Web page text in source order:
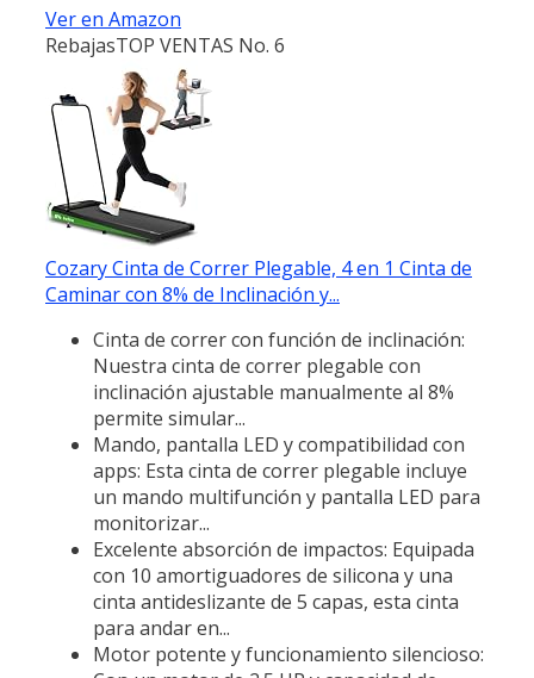
Ver en Amazon
RebajasTOP VENTAS No. 6
Cozary Cinta de Correr Plegable, 4 en 1 Cinta de
Caminar con 8% de Inclinación y...
Cinta de correr con función de inclinación:
Nuestra cinta de correr plegable con
inclinación ajustable manualmente al 8%
permite simular...
Mando, pantalla LED y compatibilidad con
apps: Esta cinta de correr plegable incluye
un mando multifunción y pantalla LED para
monitorizar...
Excelente absorción de impactos: Equipada
con 10 amortiguadores de silicona y una
cinta antideslizante de 5 capas, esta cinta
para andar en...
Motor potente y funcionamiento silencioso: